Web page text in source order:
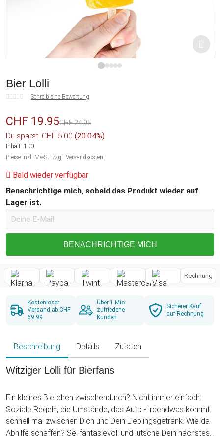
Bier Lolli
Schreib eine Bewertung
CHF 19.95CHF 24.95
Du sparst: CHF 5.00 (20.04%)
Inhalt: 100
Preise inkl. MwSt. zzgl. Versandkosten
Bald wieder verfügbar
Benachrichtige mich, sobald das Produkt wieder auf
Lager ist.
BENACHRICHTIGE MICH
Rechnung
Kostenloser
Versand ab CHF
69.99
Über 1 Mio.
zufriedene
Kunden
Sicherer Kauf
auf Rechnung
Beschreibung Details Zutaten
Witziger Lolli für Bierfans
Ein kleines Bierchen zwischendurch? Nicht immer einfach:
Soziale Regeln, die Umstände, das Auto - irgendwas kommt
schnell mal zwischen Dich und Dein Lieblingsgetränk. Wie da
Abhilfe schaffen? Sei fantasievoll und lutsche Dein nächstes